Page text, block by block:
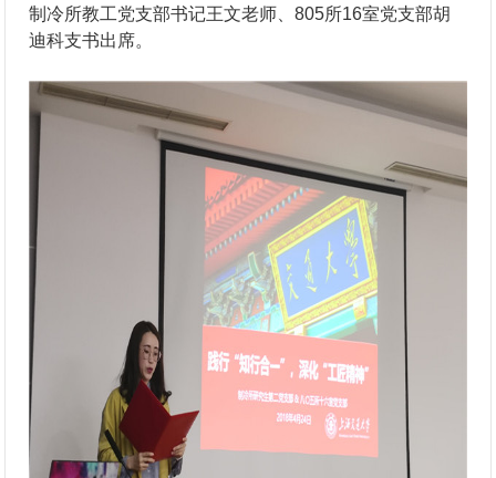
制冷所教工党支部书记王文老师、805所16室党支部胡
迪科支书出席。